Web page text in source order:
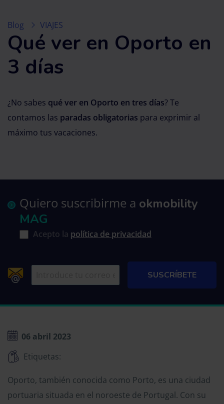
Blog VIAJES
Qué ver en Oporto en
3 días
¿No sabes qué ver en Oporto en tres días? Te
contamos las paradas obligatorias para exprimir al
máximo tus vacaciones.
Quiero suscribirme a okmobility
MAG
Acepto la política de privacidad
06 abril 2023
Etiquetas:
Oporto, también conocida como Porto, es una ciudad
portuaria situada en el noroeste de Portugal. Con su